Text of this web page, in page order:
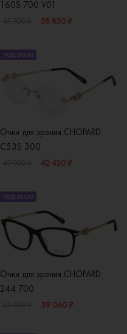
160S 700 V01
38 850 ₽
ПОД ЗАКАЗ
Очки для зрения CHOPARD
C53S 300
42 420 ₽
ПОД ЗАКАЗ
Очки для зрения CHOPARD
244 700
39 060 ₽